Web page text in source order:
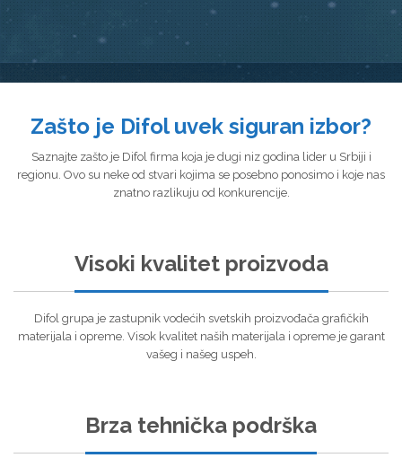
Zašto je Difol uvek siguran izbor?
Saznajte zašto je Difol firma koja je dugi niz godina lider u Srbiji i
regionu. Ovo su neke od stvari kojima se posebno ponosimo i koje nas
znatno razlikuju od konkurencije.
Visoki kvalitet proizvoda
Difol grupa je zastupnik vodećih svetskih proizvođača grafičkih
materijala i opreme. Visok kvalitet naših materijala i opreme je garant
vašeg i našeg uspeh.
Brza tehnička podrška